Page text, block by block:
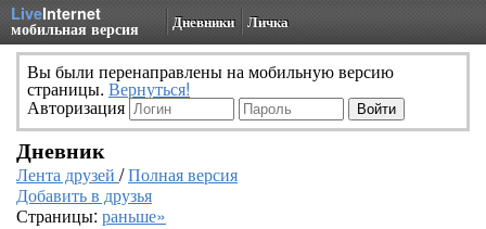
LiveInternet
мобильная версия Дневники Личка
Вы были перенаправлены на мобильную версию
страницы. Вернуться!
Авторизация
Дневник
Лента друзей /Полная версия
Добавить в друзья
Страницы: раньше»